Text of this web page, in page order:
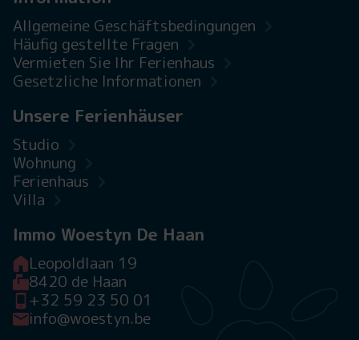
Allgemeine Geschäftsbedingungen
Häufig gestellte Fragen
Vermieten Sie Ihr Ferienhaus
Gesetzliche Informationen
Unsere Ferienhäuser
Studio
Wohnung
Ferienhaus
Villa
Immo Woestyn De Haan
Leopoldlaan 19
8420 de Haan
+32 59 23 50 01
info@woestyn.be